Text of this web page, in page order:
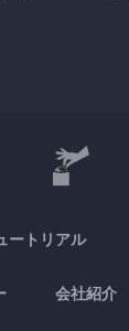
ートリアル
会社紹介